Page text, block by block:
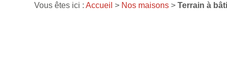
Vous êtes ici :Accueil > Nos maisons >Terrain à